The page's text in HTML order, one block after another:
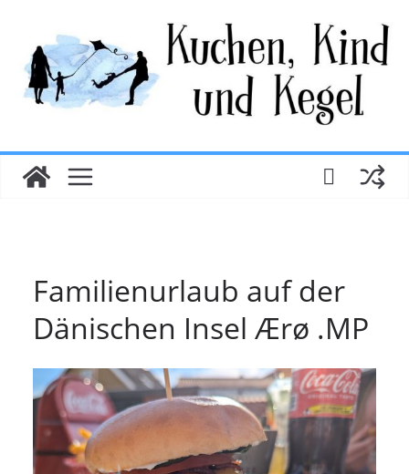
springen
Familienurlaub auf der
Dänischen Insel Ærø .MP